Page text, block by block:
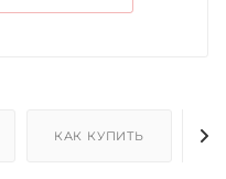
КАК КУПИТЬ